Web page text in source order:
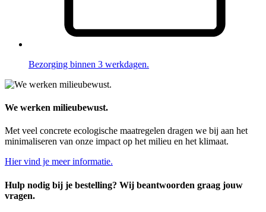
Bezorging binnen 3 werkdagen.
We werken milieubewust.
Met veel concrete ecologische maatregelen dragen we bij aan het
minimaliseren van onze impact op het milieu en het klimaat.
Hier vind je meer informatie.
Hulp nodig bij je bestelling? Wij beantwoorden graag jouw
vragen.